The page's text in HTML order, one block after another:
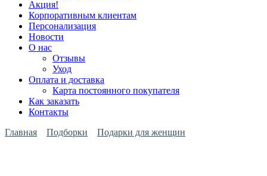
Акция!
Корпоративным клиентам
Персонализация
Новости
О нас
Отзывы
Уход
Оплата и доставка
Карта постоянного покупателя
Как заказать
Контакты
Главная
Подборки Подарки для женщин